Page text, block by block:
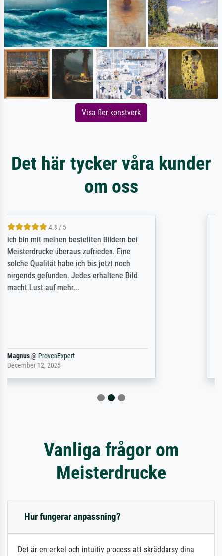
Visa fler konstverk
Det här tycker våra kunder
om oss
Rundum positive Erfahrung. Die Ausführung
des Auftrags hat eine Weile gedauert, die
angekündigte Lieferzeit wurde aber
letztlich sogar etwas unterschritten. Die
Qualität des Papiers und des Drucks
Dr.@ProvenExpert
February 3, 2026
Vanliga frågor om
Meisterdrucke
Hur fungerar anpassning?
Det är en enkel och intuitiv process att skräddarsy dina